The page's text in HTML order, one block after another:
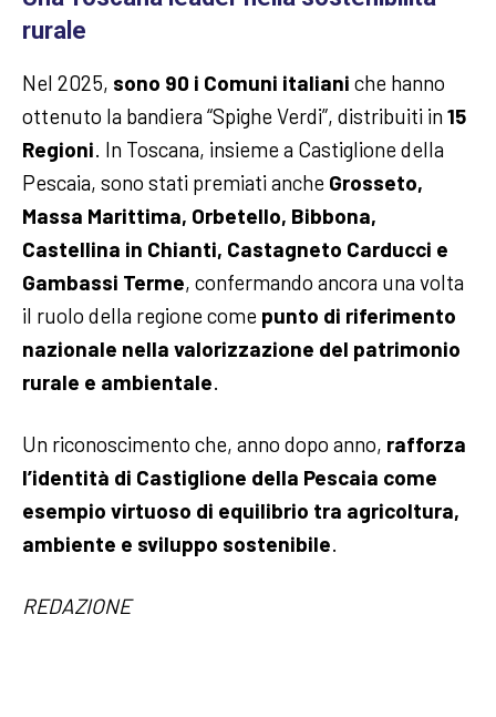
rurale
Nel 2025, sono 90 i Comuni italiani che hanno
ottenuto la bandiera “Spighe Verdi”, distribuiti in 15
Regioni. In Toscana, insieme a Castiglione della
Pescaia, sono stati premiati anche Grosseto,
Massa Marittima, Orbetello, Bibbona,
Castellina in Chianti, Castagneto Carducci e
Gambassi Terme, confermando ancora una volta
il ruolo della regione come punto di riferimento
nazionale nella valorizzazione del patrimonio
rurale e ambientale.
Un riconoscimento che, anno dopo anno, rafforza
l’identità di Castiglione della Pescaia come
esempio virtuoso di equilibrio tra agricoltura,
ambiente e sviluppo sostenibile.
REDAZIONE